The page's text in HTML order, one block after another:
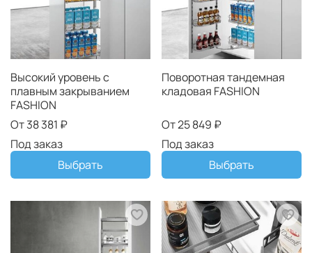
Высокий уровень с
плавным закрыванием
FASHION
От38 381 ₽
Под заказ
Выбрать
Поворотная тандемная
кладовая FASHION
От25 849 ₽
Под заказ
Выбрать